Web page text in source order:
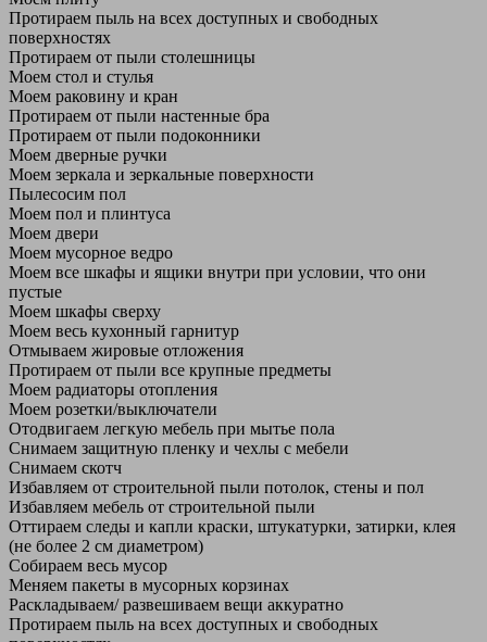
Протираем пыль на всех доступных и свободных
поверхностях
Протираем от пыли столешницы
Моем стол и стулья
Моем раковину и кран
Протираем от пыли настенные бра
Протираем от пыли подоконники
Моем дверные ручки
Моем зеркала и зеркальные поверхности
Пылесосим пол
Моем пол и плинтуса
Моем двери
Моем мусорное ведро
Моем все шкафы и ящики внутри при условии, что они
пустые
Моем шкафы сверху
Моем весь кухонный гарнитур
Отмываем жировые отложения
Протираем от пыли все крупные предметы
Моем радиаторы отопления
Моем розетки/выключатели
Отодвигаем легкую мебель при мытье пола
Снимаем защитную пленку и чехлы с мебели
Снимаем скотч
Избавляем от строительной пыли потолок, стены и пол
Избавляем мебель от строительной пыли
Оттираем следы и капли краски, штукатурки, затирки, клея
(не более 2 см диаметром)
Собираем весь мусор
Меняем пакеты в мусорных корзинах
Раскладываем/ развешиваем вещи аккуратно
Протираем пыль на всех доступных и свободных